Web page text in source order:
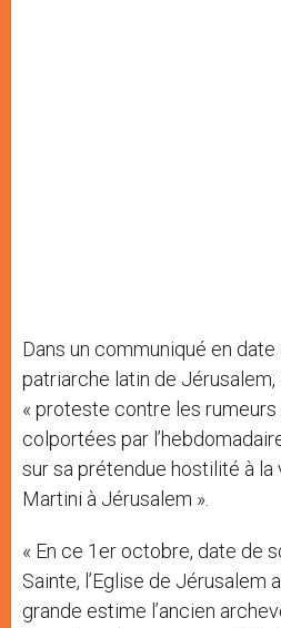
Dans un communiqué en
patriarche latin de
« proteste contre les
colportées par
sur sa prétendue hostilité à la
Martini à Jérusalem ».
« En ce 1er octobre, date de
Sainte, l’Eglise de Jérusalem
grande estime l’ancien